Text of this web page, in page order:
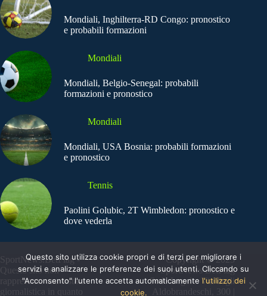
Mondiali, Inghilterra-RD Congo: pronostico
e probabili formazioni
Mondiali
Mondiali, Belgio-Senegal: probabili
formazioni e pronostico
Mondiali
Mondiali, USA Bosnia: probabili formazioni
e pronostico
Tennis
Paolini Golubic, 2T Wimbledon: pronostico e
dove vederla
SportNews.BetFlag -
Questo sito non
rappresenta una testata
giornalistica in quanto
Copyright © 2025
SportNews BetFlag
Sede Legale: Via degli
Aldobrandeschi, 300 |
Questo sito utilizza cookie propri e di terzi per migliorare i
servizi e analizzare le preferenze dei suoi utenti. Cliccando su
"Acconsento" l'utente accetta automaticamente l'utilizzo dei
cookie.